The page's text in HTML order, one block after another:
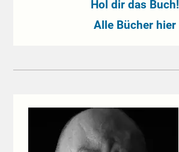
Hol dir das Buch!
Alle Bücher hier